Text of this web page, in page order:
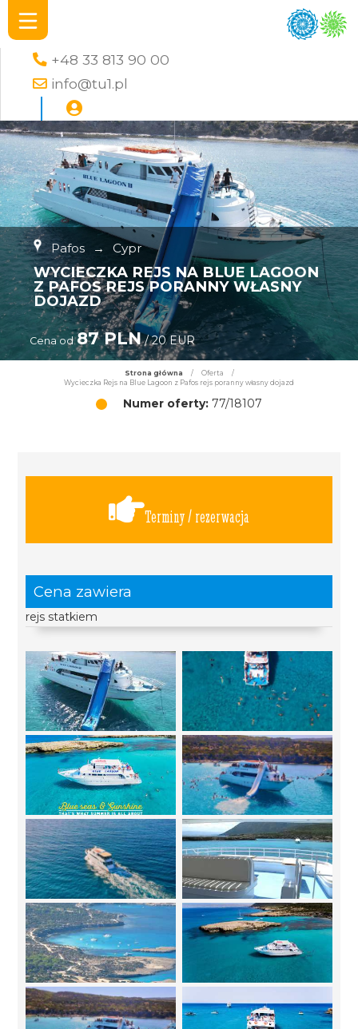
+48 33 813 90 00
info@tu1.pl
Pafos → Cypr
WYCIECZKA REJS NA BLUE LAGOON
Z PAFOS REJS PORANNY WŁASNY
DOJAZD
Cena od 87 PLN/ 20 EUR
Strona główna / Oferta
/
Wycieczka Rejs na Blue Lagoon z Pafos rejs poranny własny dojazd
Numer oferty: 77/18107
Terminy / rezerwacja
Cena zawiera
rejs statkiem